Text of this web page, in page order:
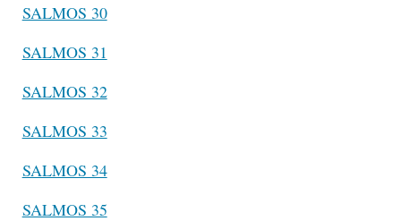
SALMOS 30
SALMOS 31
SALMOS 32
SALMOS 33
SALMOS 34
SALMOS 35